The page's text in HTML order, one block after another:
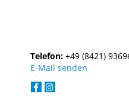
Telefon: +49 (8421)
E-Mail senden